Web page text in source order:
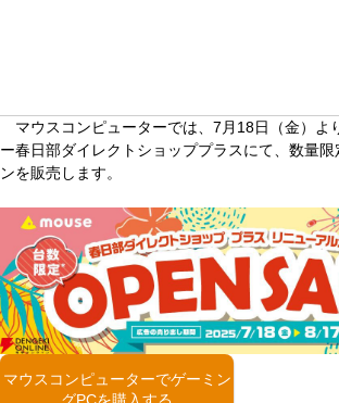
マウスコンピューターでは、7月18日（金）よ
ー春日部ダイレクトショッププラスにて、数量
ンを販売します。
マウスコンピューターでゲーミン
グPCを購入する